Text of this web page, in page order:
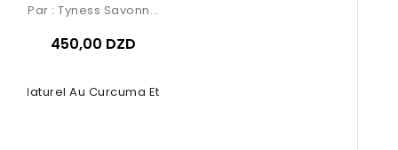
Naturel Au Curcuma Et Au Miel
Par : Tyness Savonnerie
450,00 DZD